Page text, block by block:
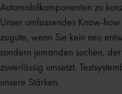
Automobilkomponenten zu
Unser umfassendes Know-
zugute, wenn Sie kein neu
sondern jemanden suchen,
zuverlässig umsetzt.
unsere Stärken.